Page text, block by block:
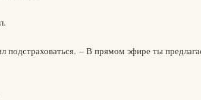
– В прямом эфире ты